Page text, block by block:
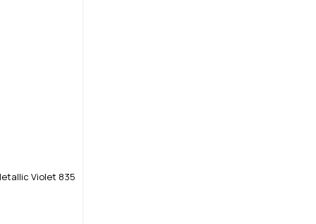
Violet 835